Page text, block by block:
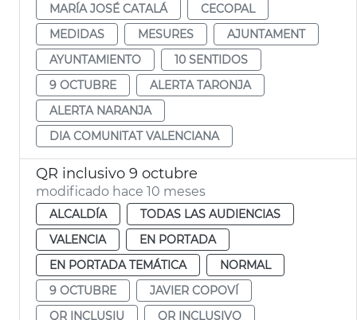
MARÍA JOSÉ CATALÁ
CECOPAL
MEDIDAS
MESURES
AJUNTAMENT
AYUNTAMIENTO
10 SENTIDOS
9 OCTUBRE
ALERTA TARONJA
ALERTA NARANJA
DIA COMUNITAT VALENCIANA
QR inclusivo 9 octubre
modificado hace 10 meses
ALCALDÍA
TODAS LAS AUDIENCIAS
VALENCIA
EN PORTADA
EN PORTADA TEMÁTICA
NORMAL
9 OCTUBRE
JAVIER COPOVÍ
QR INCLUSIU
QR INCLUSIVO